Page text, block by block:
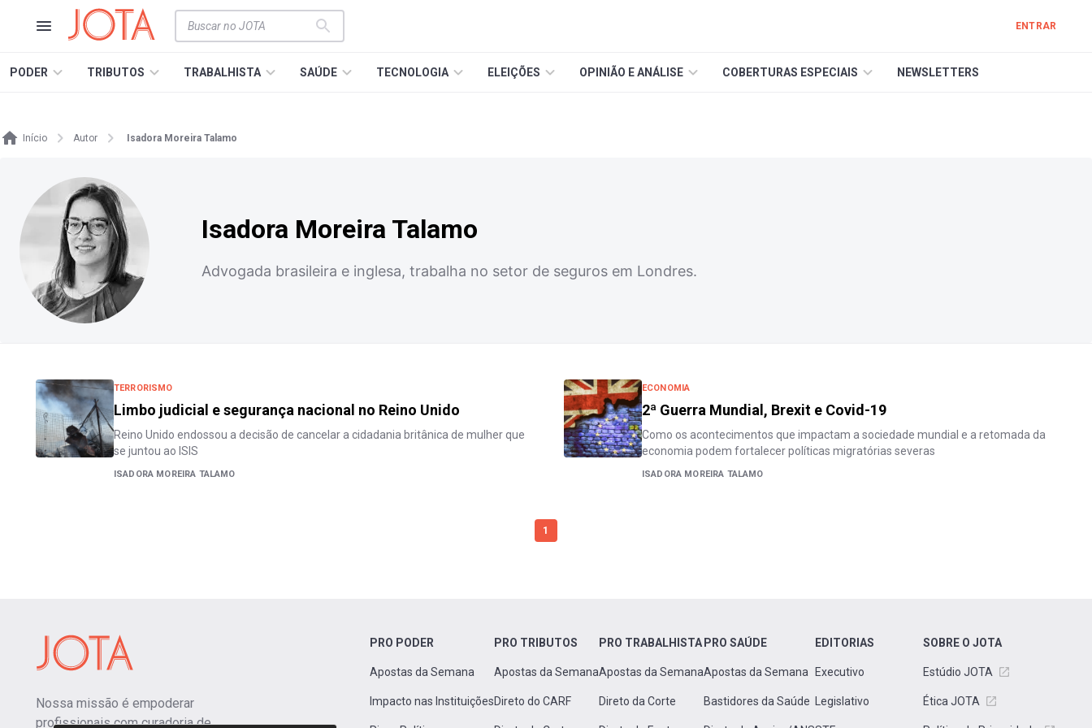
ENTRAR
PODER TRIBUTOS TRABALHISTA SAÚDE TECNOLOGIA ELEIÇÕES OPINIÃO E ANÁLISE COBERTURAS ESPECIAIS NEWSLETTERS
Início Autor Isadora Moreira Talamo
Isadora Moreira Talamo
Advogada brasileira e inglesa, trabalha no setor de seguros em Londres.
TERRORISMO
Limbo judicial e segurança nacional no Reino Unido
Reino Unido endossou a decisão de cancelar a cidadania britânica de mulher que
se juntou ao ISIS
ISADORA MOREIRA TALAMO
ECONOMIA
2ª Guerra Mundial, Brexit e Covid-19
Como os acontecimentos que impactam a sociedade mundial e a retomada da
economia podem fortalecer políticas migratórias severas
ISADORA MOREIRA TALAMO
1
Nossa missão é empoderar
profissionais com curadoria de
PRO PODER
Apostas da Semana
Impacto nas Instituições
PRO TRIBUTOS
Apostas da Semana
Direto do CARF
PRO TRABALHISTA
Apostas da Semana
Direto da Corte
PRO SAÚDE
Apostas da Semana
Bastidores da Saúde
EDITORIAS
Executivo
Legislativo
SOBRE O JOTA
Estúdio JOTA
Ética JOTA